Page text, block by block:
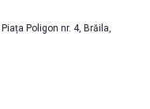
Piața Poligon nr. 4, Brăila,